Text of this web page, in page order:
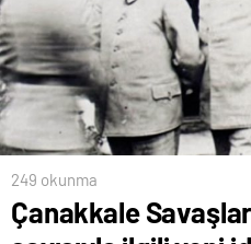
249 okunma
Çanakkale